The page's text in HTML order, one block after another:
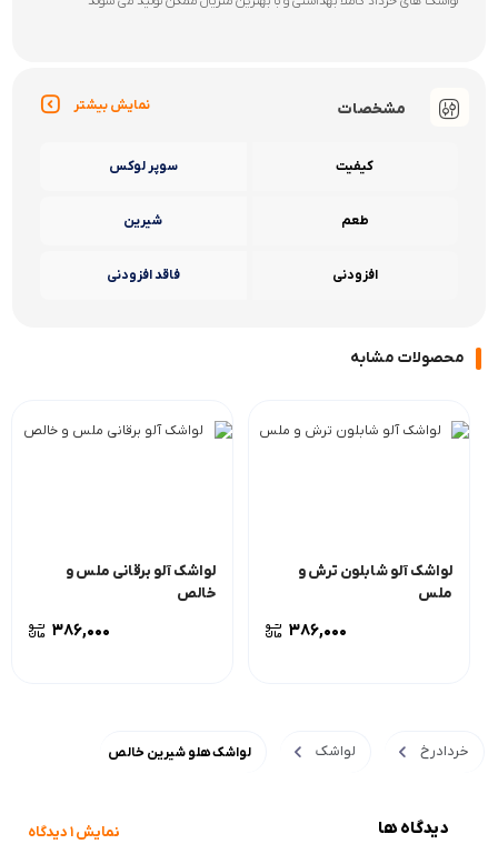
مشخصات نمایش بیشتر
کیفیت سوپر لوکس
طعم شیرین
افزودنی فاقد افزودنی
محصولات مشابه
لواشک آلو شابلون ترش و
ملس
386,000
لواشک آلو برقانی ملس و
خالص
386,000
خردادرخ لواشک لواشک هلو شیرین خالص
دیدگاه ها نمایش 1 دیدگاه